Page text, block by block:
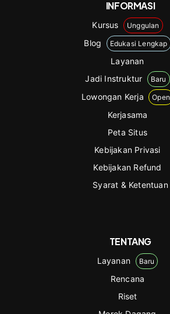
INFORMASI
Kursus Unggulan
Blog Edukasi Lengkap
Layanan
Jadi Instruktur
Baru
Lowongan Kerja Open
Kerjasama
Peta Situs
Kebijakan Privasi
Kebijakan Refund
Syarat & Ketentuan
TENTANG
Layanan Baru
Rencana
Riset